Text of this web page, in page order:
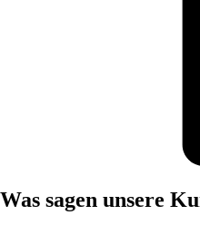
Was sagen unsere